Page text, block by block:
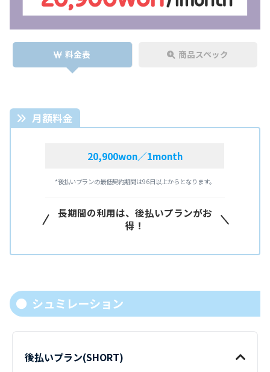
料金表 商品スペック
月額料金
20,900won／1month
*後払いプランの最低契約期間は96日以上からとなります。
長期間の利用は、後払いプランがお
得！
シュミレーション
後払いプラン(SHORT)